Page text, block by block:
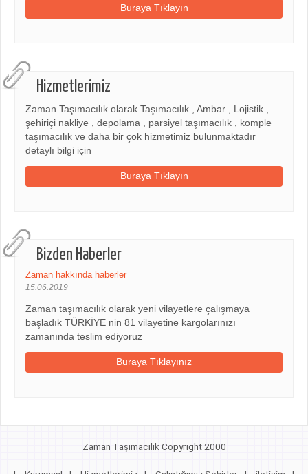
Buraya Tıklayın
Hizmetlerimiz
Zaman Taşımacılık olarak Taşımacılık , Ambar , Lojistik ,
şehiriçi nakliye , depolama , parsiyel taşımacılık , komple
taşımacılık ve daha bir çok hizmetimiz bulunmaktadır
detaylı bilgi için
Buraya Tıklayın
Bizden Haberler
Zaman hakkında haberler
15.06.2019
Zaman taşımacılık olarak yeni vilayetlere çalışmaya
başladık TÜRKİYE nin 81 vilayetine kargolarınızı
zamanında teslim ediyoruz
Buraya Tıklayınız
Zaman Taşımacılık Copyright 2000